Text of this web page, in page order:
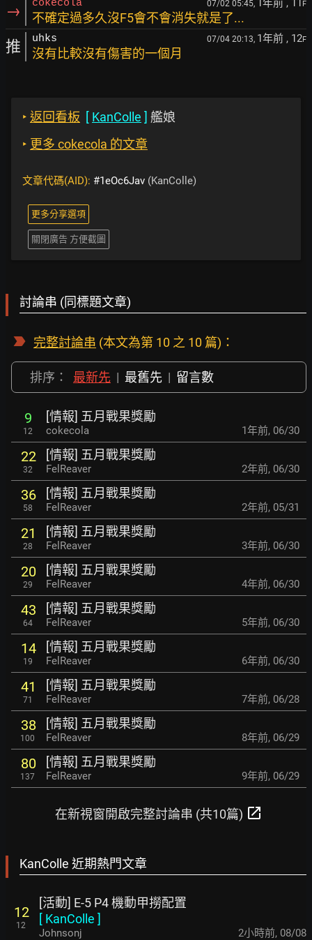
→ cokecola 07/02 05:45, 1年前 , 11 F
不確定過多久沒F5會不會消失就是了...
推 uhks 07/04 20:13, 1年前 , 12F
沒有比較沒有傷害的一個月
‣ 返回看板 [ KanColle ] 艦娘
‣ 更多 cokecola 的文章
文章代碼(AID): #1eOc6Jav (KanColle)
更多分享選項
關閉廣告 方便截圖
討論串 (同標題文章)
完整討論串 (本文為第 10 之 10 篇)：
排序： 最新先 | 最舊先 | 留言數
9
12
[情報] 五月戰果獎勵
cokecola 1年前, 06/30
22
32
[情報] 五月戰果獎勵
FelReaver 2年前, 06/30
36
58
[情報] 五月戰果獎勵
FelReaver 2年前, 05/31
21
28
[情報] 五月戰果獎勵
FelReaver 3年前, 06/30
20
29
[情報] 五月戰果獎勵
FelReaver 4年前, 06/30
43
64
[情報] 五月戰果獎勵
FelReaver 5年前, 06/30
14
19
[情報] 五月戰果獎勵
FelReaver 6年前, 06/30
41
71
[情報] 五月戰果獎勵
FelReaver 7年前, 06/28
38
100
[情報] 五月戰果獎勵
FelReaver 8年前, 06/29
80
137
[情報] 五月戰果獎勵
FelReaver 9年前, 06/29
在新視窗開啟完整討論串 (共10篇) open_in_new
KanColle 近期熱門文章
12
12
[活動] E-5 P4 機動甲撈配置
[ KanColle ]
Johnsonj 2小時前, 08/08